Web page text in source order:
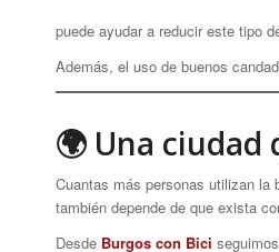
puede ayudar a reducir este tipo
Además, el uso de buenos
🌍 Una
Cuantas más personas utilizan la
también depende de que exista
Desde Burgos con Bici